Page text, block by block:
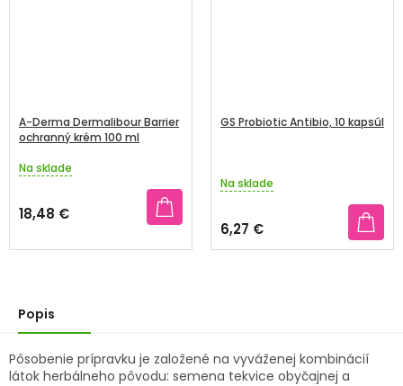
A-Derma Dermalibour Barrier
ochranný krém 100 ml
Priemerné
produktu
je
z
Na sklade
18,48 €
GS Probiotic Antibio, 10 kapsúl
Na sklade
6,27 €
Popis
Pôsobenie prípravku je založené na vyváženej kombinácií
látok herbálneho pôvodu: semena tekvice obyčajnej a